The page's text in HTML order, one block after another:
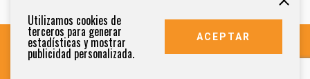
Utilizamos cookies de
terceros para generar
estadísticas y mostrar
publicidad personalizada.
ACEPTAR